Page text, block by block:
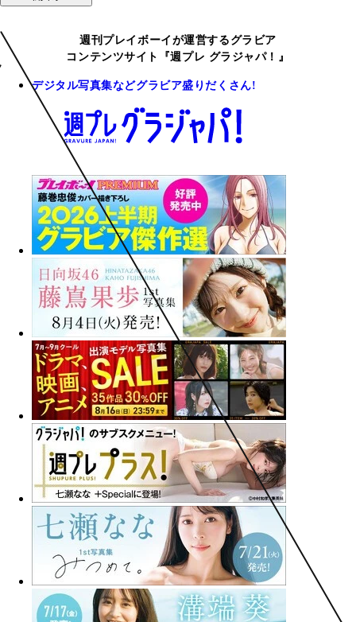
週刊プレイボーイが運営するグラビア
コンテンツサイト『週プレ グラジャパ！』
デジタル写真集などグラビア盛りだくさん!